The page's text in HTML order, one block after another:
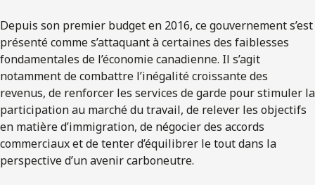
Depuis son premier budget en 2016, ce gouvernement s’est
présenté comme s’attaquant à certaines des faiblesses
fondamentales de l’économie canadienne. Il s’agit
notamment de combattre l’inégalité croissante des
revenus, de renforcer les services de garde pour stimuler la
participation au marché du travail, de relever les objectifs
en matière d’immigration, de négocier des accords
commerciaux et de tenter d’équilibrer le tout dans la
perspective d’un avenir carboneutre.